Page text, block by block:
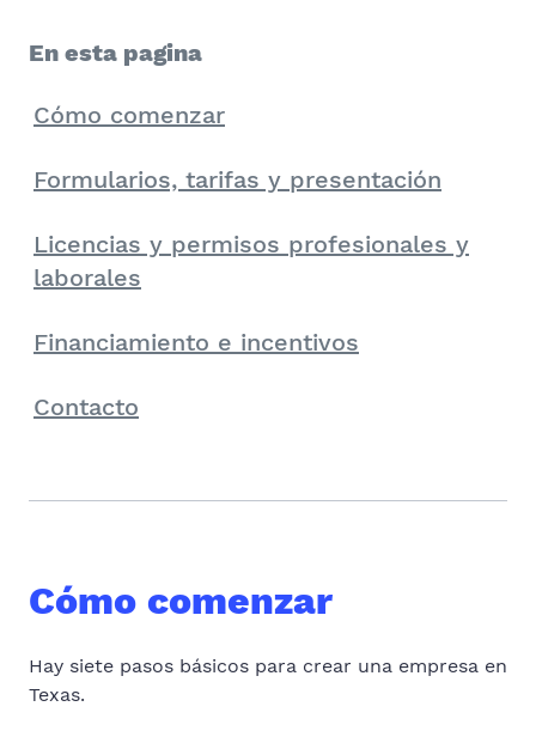
En esta pagina
Cómo comenzar
Formularios, tarifas y presentación
Licencias y permisos profesionales y
laborales
Financiamiento e incentivos
Contacto
Cómo comenzar
Hay siete pasos básicos para crear una empresa en
Texas.